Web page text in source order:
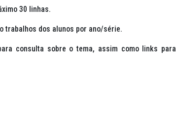
30 linhas.
trabalhos dos alunos por ano/série.
consulta sobre o tema, assim como links para